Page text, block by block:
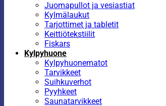
Juomapullot ja vesiastiat
Kylmälaukut
Tarjottimet ja tabletit
Keittiötekstiilit
Fiskars
Kylpyhuone
Kylpyhuonematot
Tarvikkeet
Suihkuverhot
Pyyhkeet
Saunatarvikkeet